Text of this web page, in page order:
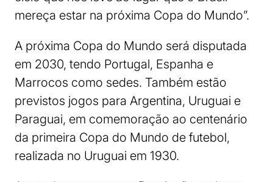
mereça estar na próxima Copa do Mundo”.
A próxima Copa do Mundo será disputada
em 2030, tendo Portugal, Espanha e
Marrocos como sedes. Também estão
previstos jogos para Argentina, Uruguai e
Paraguai, em comemoração ao centenário
da primeira Copa do Mundo de futebol,
realizada no Uruguai em 1930.